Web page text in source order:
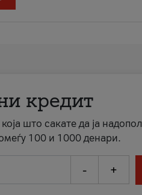
кредит
која што сакате да ја
100 и 1000 денари.
- +